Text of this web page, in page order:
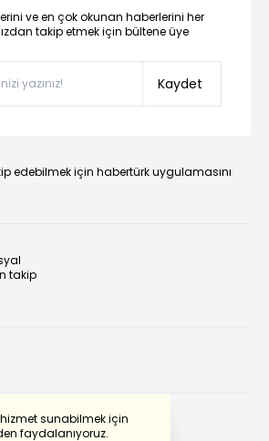
sunabilmek için
faydalanıyoruz.
ve en çok okunan haberlerini her
takip etmek için bültene üye
Kaydet
edebilmek için habertürk uygulamasını
takip